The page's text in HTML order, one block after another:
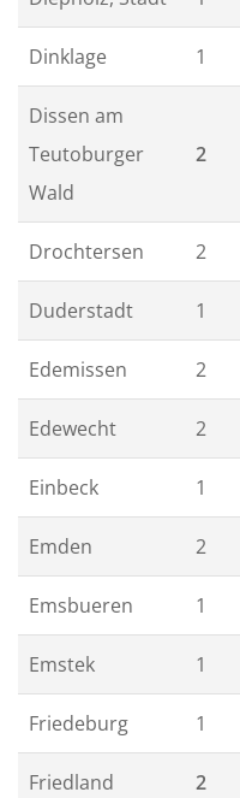
Dinklage 1
Dissen am
Teutoburger
Wald
2
Drochtersen 2
Duderstadt 1
Edemissen 2
Edewecht 2
Einbeck 1
Emden 2
Emsbueren 1
Emstek 1
Friedeburg 1
Friedland 2